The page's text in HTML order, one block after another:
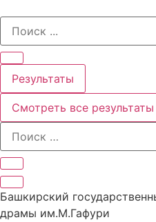
содержимому
Search
Результаты
Смотреть все результаты
Башкирский
драмы им.М.Гафури